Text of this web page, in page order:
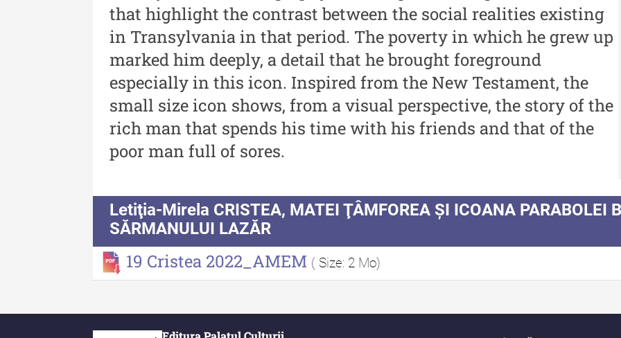
- An XV / Nr. 15 / 2021
Buletinul Muzeului Științei
și Tehnicii ”Ștefan Procopiu”
- An XIV / Nr. 14 / 2020
Buletinul Muzeului Științei
și Tehnicii ”Ștefan Procopiu”
- An XII / Nr. 13 / 2019
Cercetare și Conservare-
Restaurare a Patrimoniului -
2021
Buletinul Centrului de
Cercetare și Conservare-
Restaurare a Patrimoniului -
2020
Restaurare a Patrimoniului -
Indexul Complet
autor
that highlight the contrast between the social realities existing
in Transylvania in that period. The poverty in which he grew up
marked him deeply, a detail that he brought foreground
especially in this icon. Inspired from the New Testament, the
small size icon shows, from a visual perspective, the story of the
rich man that spends his time with his friends and that of the
poor man full of sores.
Letiţia-Mirela CRISTEA, MATEI ŢÂMFOREA ȘI ICOANA PARABOLEI
SĂRMANULUI LAZĂR
19 Cristea 2022_AMEM ( Size: 2 Mo)